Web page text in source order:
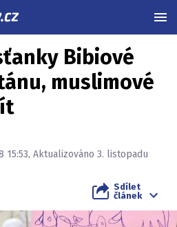
Bibiové
muslimové
15:53, Aktualizováno 3. listopadu
Sdílet
článek